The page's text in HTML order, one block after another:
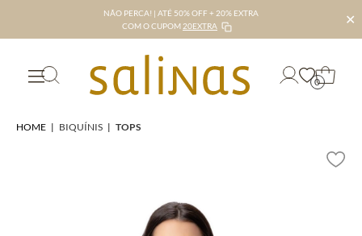
NÃO PERCA! | ATÉ 50% OFF + 20% EXTRA
COM O CUPOM 20EXTRA ✕
0
HOME | BIQUÍNIS | TOPS